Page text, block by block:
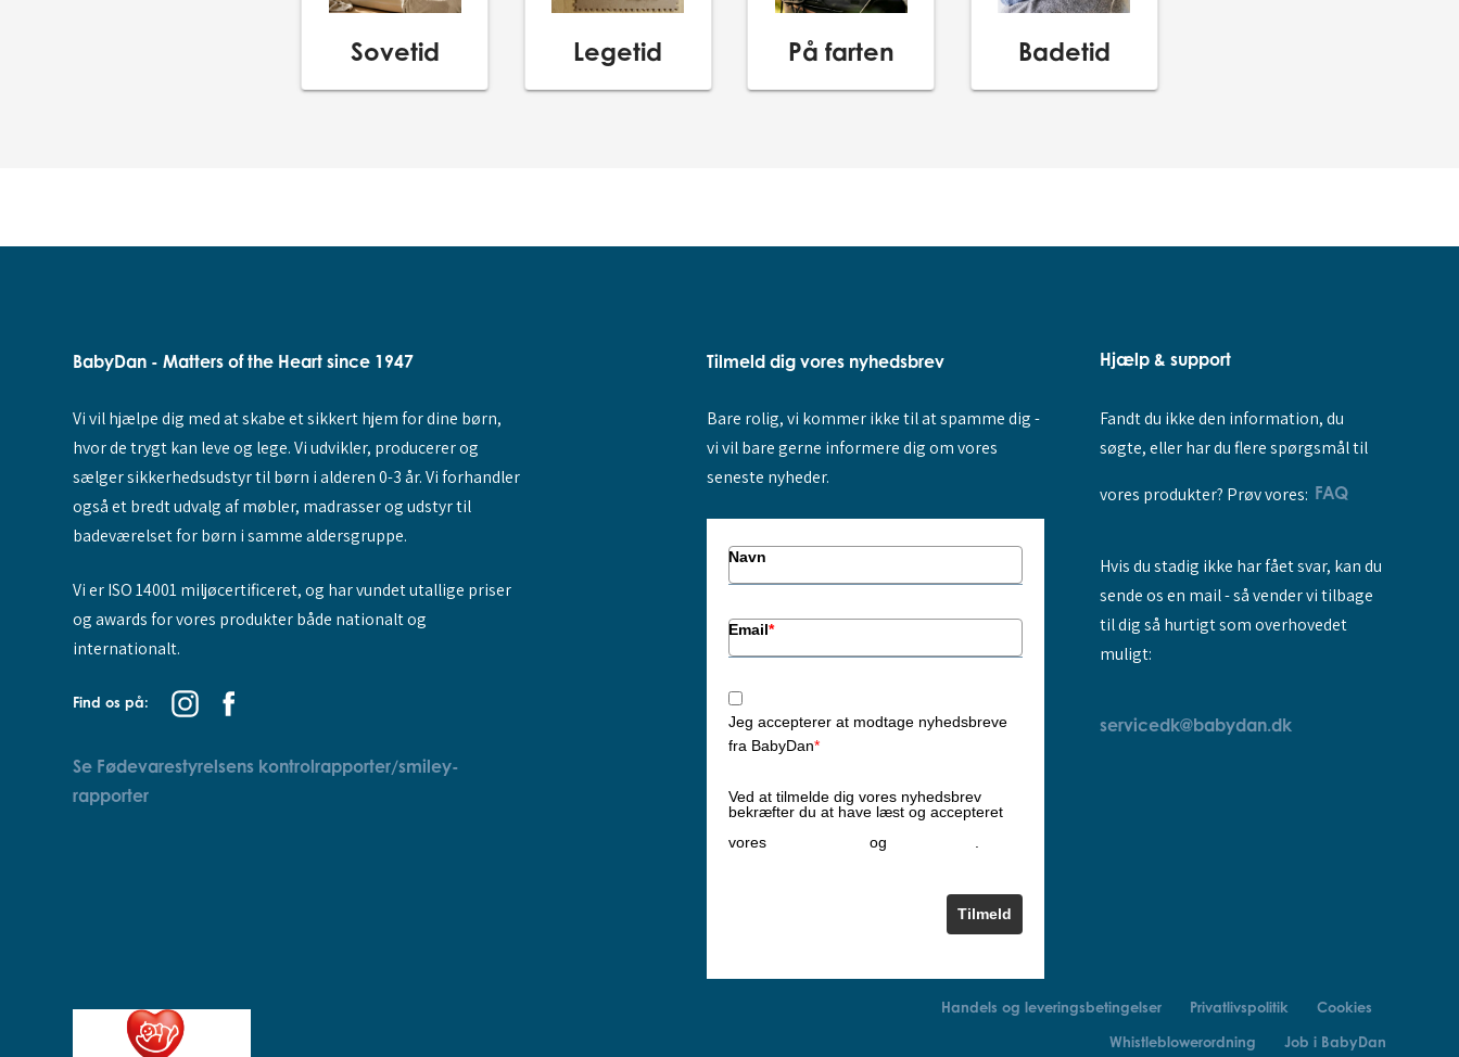
Sovetid Legetid På farten Badetid
BabyDan - Matters of the Heart since 1947
Vi vil hjælpe dig med at skabe et sikkert hjem for dine børn,
hvor de trygt kan leve og lege. Vi udvikler, producerer og
sælger sikkerhedsudstyr til børn i alderen 0-3 år. Vi forhandler
også et bredt udvalg af møbler, madrasser og udstyr til
badeværelset for børn i samme aldersgruppe.
Vi er ISO 14001 miljøcertificeret, og har vundet utallige priser
og awards for vores produkter både nationalt og
internationalt.
Find os på:
Se Fødevarestyrelsens kontrolrapporter/smiley-
rapporter
Tilmeld dig vores nyhedsbrev
Bare rolig, vi kommer ikke til at spamme dig -
vi vil bare gerne informere dig om vores
seneste nyheder.
Navn
Email*
Jeg accepterer at modtage nyhedsbreve
fra BabyDan*
Ved at tilmelde dig vores nyhedsbrev
bekræfter du at have læst og accepteret
vores
og
Tilmeld
Hjælp & support
Fandt du ikke den information, du
søgte, eller har du flere spørgsmål til
vores produkter? Prøv vores: FAQ
Hvis du stadig ikke har fået svar, kan du
sende os en mail - så vender vi tilbage
til dig så hurtigt som overhovedet
muligt:
servicedk@babydan.dk
Handels og leveringsbetingelser Privatlivspolitik
Cookies
Whistleblowerordning
Job i BabyDan